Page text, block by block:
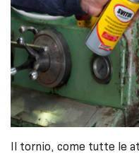
Il tornio, come tutte le